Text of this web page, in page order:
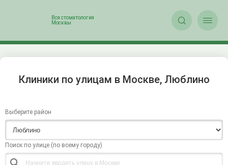
 
Клиники по улицам в Москве, Люблино
Выберите район
Поиск по улице (по всему городу)